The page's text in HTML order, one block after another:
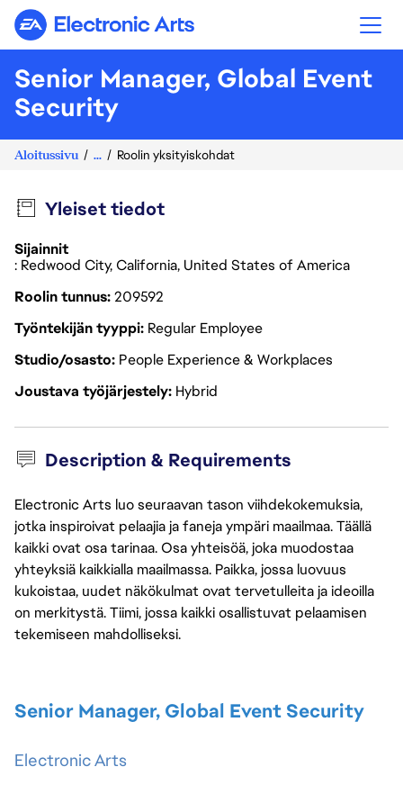
Electronic Arts
Senior Manager, Global Event
Security
Aloitussivu ... Roolin yksityiskohdat
Yleiset tiedot
Sijainnit
: Redwood City, California, United States of America
Roolin tunnus209592
Työntekijän tyyppi Regular Employee
Studio/osasto People Experience & Workplaces
Joustava työjärjestely Hybrid
Description & Requirements
Electronic Arts luo seuraavan tason viihdekokemuksia,
jotka inspiroivat pelaajia ja faneja ympäri maailmaa. Täällä
kaikki ovat osa tarinaa. Osa yhteisöä, joka muodostaa
yhteyksiä kaikkialla maailmassa. Paikka, jossa luovuus
kukoistaa, uudet näkökulmat ovat tervetulleita ja ideoilla
on merkitystä. Tiimi, jossa kaikki osallistuvat pelaamisen
tekemiseen mahdolliseksi.
Senior Manager, Global Event Security
Electronic Arts